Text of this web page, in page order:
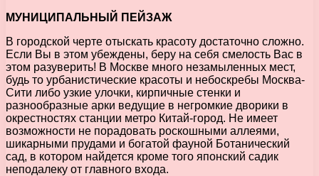
МУНИЦИПАЛЬНЫЙ ПЕЙЗАЖ
В городской черте отыскать красоту достаточно сложно.
Если Вы в этом убеждены, беру на себя смелость Вас в
этом разуверить! В Москве много незамыленных мест,
будь то урбанистические красоты и небоскребы Москва-
Сити либо узкие улочки, кирпичные стенки и
разнообразные арки ведущие в негромкие дворики в
окрестностях станции метро Китай-город. Не имеет
возможности не порадовать роскошными аллеями,
шикарными прудами и богатой фауной Ботанический
сад, в котором найдется кроме того японский садик
неподалеку от главного входа.